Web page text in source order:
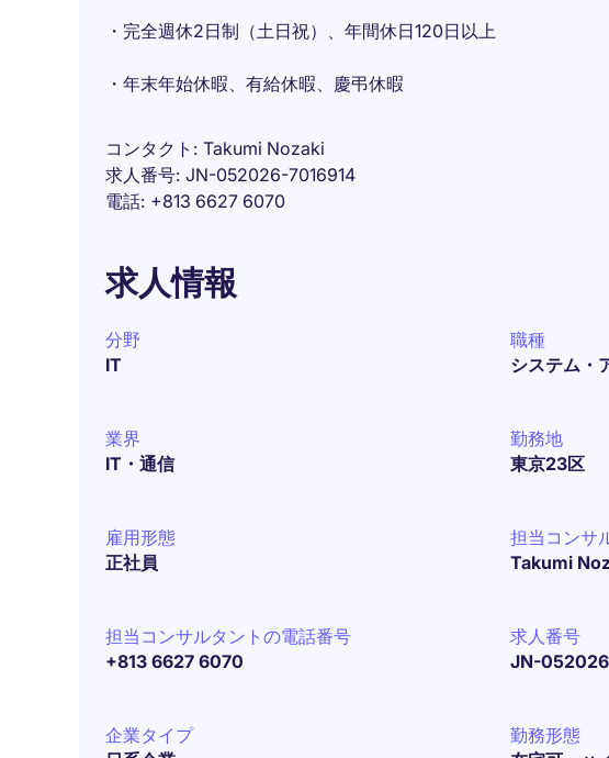
・完全週休2日制（土日祝）、年間休日120日以上
・年末年始休暇、有給休暇、慶弔休暇
コンタクト
Takumi Nozaki
求人番号 JN-052026-7016914
電話 +813 6627 6070
求人情報
分野
IT
職種
システム・
業界
IT・通信
勤務地
東京23区
雇用形態
正社員
担当コンサ
Takumi
担当コンサルタントの電話番号
+813 6627 6070
求人番号
JN-
企業タイプ
勤務形態